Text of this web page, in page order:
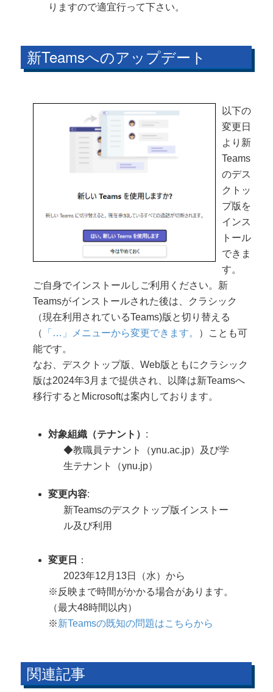
りますので適宜行って下さい。
新Teamsへのアップデート
以下の
変更日
より新
Teams
のデス
クトッ
プ版を
インス
トール
できま
す。
ご自身でインストールしご利用ください。新
Teamsがインストールされた後は、クラシック
（現在利用されているTeams)版と切り替える
（
「…」メニューから変更できます。 ）ことも可
能です。
なお、デスクトップ版、Web版ともにクラシック
版は2024年3月まで提供され、以降は新Teamsへ
移行するとMicrosoftは案内しております。
対象組織（テナント） :
◆教職員テナント（ynu.ac.jp）及び学
生テナント（ynu.jp）
変更内容:
新Teamsのデスクトップ版インストー
ル及び利用
変更日
：
2023年12月13日（水）から
※反映まで時間がかかる場合があります。
（最大48時間以内）
※新Teamsの既知の問題はこちらから
関連記事